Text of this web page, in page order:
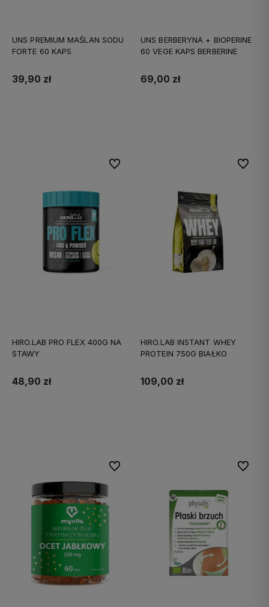
UNS PREMIUM MAŚLAN SODU
FORTE 60 KAPS
39,90 zł
UNS BERBERYNA + BIOPERINE
60 VEGE KAPS BERBERINE
69,00 zł
HIRO.LAB PRO FLEX 400G NA
STAWY
48,90 zł
Do ulubionych
HIRO.LAB INSTANT WHEY
PROTEIN 750G BIAŁKO
109,00 zł
Do
Do ulubionych Do